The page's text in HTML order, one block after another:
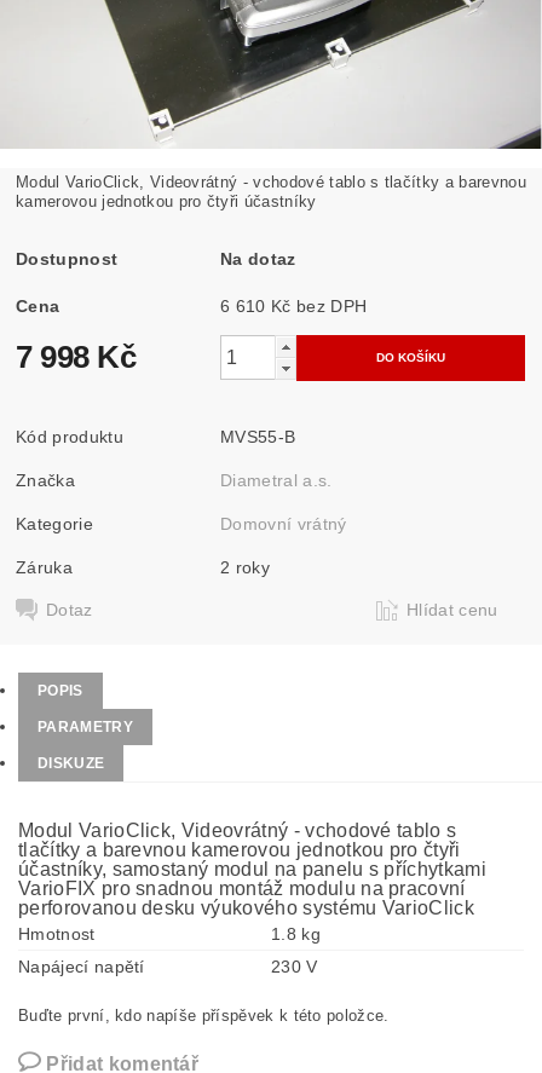
Modul VarioClick, Videovrátný - vchodové tablo s tlačítky a barevnou
kamerovou jednotkou pro čtyři účastníky
Dostupnost Na dotaz
Cena 6 610 Kč bez DPH
7 998 Kč
Kód produktu MVS55-B
Značka Diametral a.s.
Kategorie Domovní vrátný
Záruka 2 roky
Dotaz Hlídat cenu
POPIS
PARAMETRY
DISKUZE
Modul VarioClick, Videovrátný - vchodové tablo s
tlačítky a barevnou kamerovou jednotkou pro čtyři
účastníky, samostaný modul na panelu s příchytkami
VarioFIX pro snadnou montáž modulu na pracovní
perforovanou desku výukového systému VarioClick
Hmotnost
1.8 kg
Napájecí napětí
230 V
Buďte první, kdo napíše příspěvek k této položce.
Přidat komentář